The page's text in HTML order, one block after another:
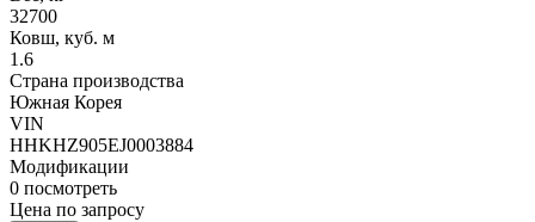
32700
Ковш, куб. м
1.6
Страна производства
Южная Корея
VIN
HHKHZ905EJ0003884
Модификации
0 посмотреть
Цена по запросу